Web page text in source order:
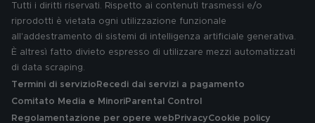
Tutti i diritti riservati. Rispetto ai contenuti trasmessi e/o
riprodotti è vietata ogni utilizzazione funzionale
all'addestramento di sistemi di intelligenza artificiale generativa.
È altresì fatto divieto espresso di utilizzare mezzi automatizzati
di data scraping.
Termini di servizio Recedi dai servizi a pagamento
Comitato Media e MinoriParental Control
Regolamentazione per opere web PrivacyCookie policy